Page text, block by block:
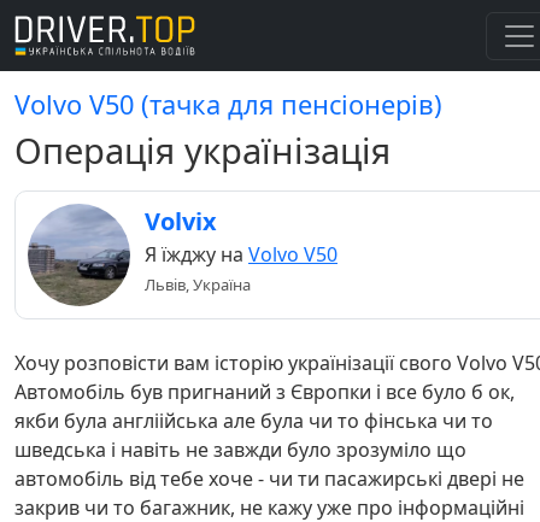
Volvo V50 (тачка для пенсіонерів)
Операція українізація
Volvix
Я їжджу на Volvo V50
Львів, Україна
Хочу розповісти вам історію українізації свого Volvo
Автомобіль був пригнаний з Європки і все було б ок,
якби була англіійська але була чи то фінська чи то
шведська і навіть не завжди було зрозуміло що
автомобіль від тебе хоче - чи ти пасажирські двері не
закрив чи то багажник, не кажу уже про інформаційні